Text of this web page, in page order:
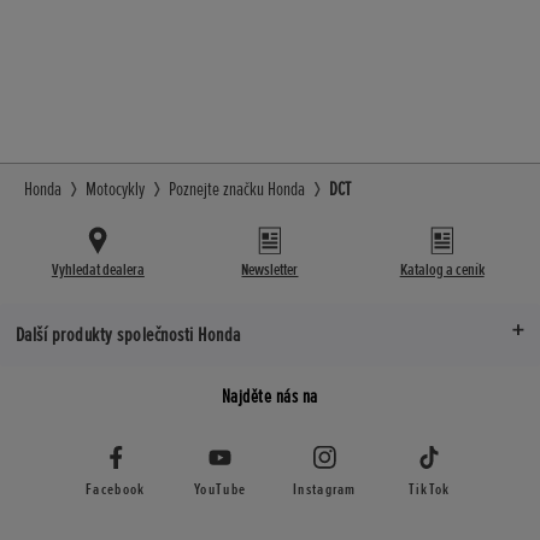
Honda Motocykly Poznejte značku Honda DCT
Vyhledat dealera Newsletter Katalog a ceník
Další produkty společnosti Honda
Najděte nás na
Facebook YouTube Instagram TikTok